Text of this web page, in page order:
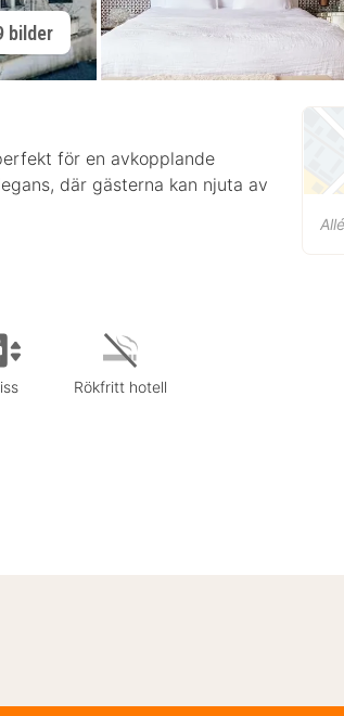
bilder
för en avkopplande
där gästerna kan njuta av
Rökfritt hotell